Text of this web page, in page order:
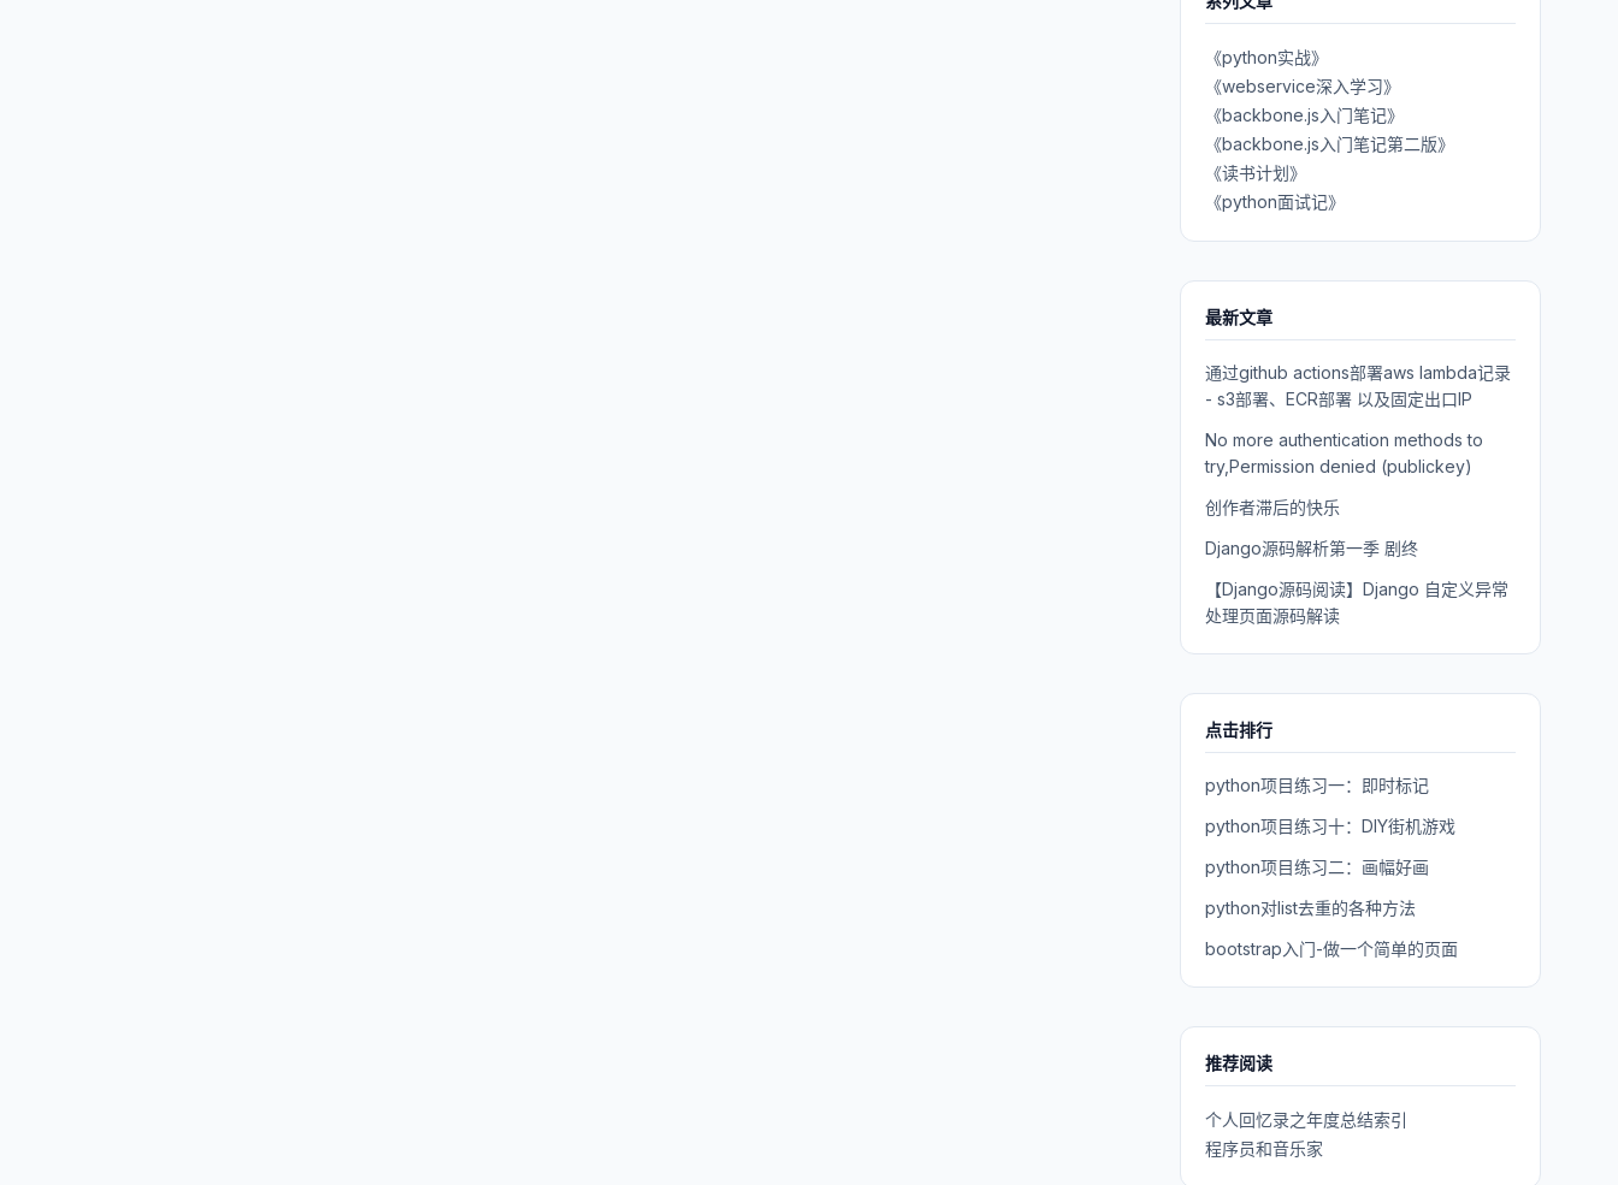
《python实战》
《webservice深入学习》
《backbone.js入门笔记》
《backbone.js入门笔记第二版》
《读书计划》
《python面试记》
最新文章
通过github actions部署aws lambda记录
- s3部署、ECR部署 以及固定出口IP
No more authentication methods to
try,Permission denied (publickey)
创作者滞后的快乐
Django源码解析第一季 剧终
【Django源码阅读】Django 自定义异常
处理页面源码解读
点击排行
python项目练习一：即时标记
python项目练习十：DIY街机游戏
python项目练习二：画幅好画
python对list去重的各种方法
bootstrap入门-做一个简单的页面
推荐阅读
个人回忆录之年度总结索引
程序员和音乐家